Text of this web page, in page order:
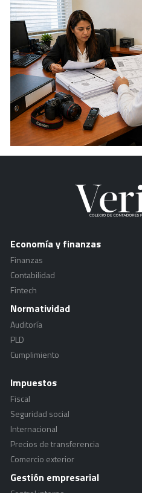
Economía y finanzas
Finanzas
Contabilidad
Fintech
Normatividad
Auditoría
PLD
Cumplimiento
Impuestos
Fiscal
Seguridad social
Internacional
Precios de transferencia
Comercio exterior
Gestión empresarial